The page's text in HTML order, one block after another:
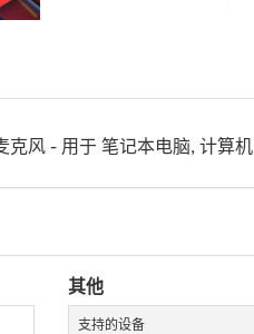
风 - 用于 笔记本电脑, 计算机
其他
支持的设备